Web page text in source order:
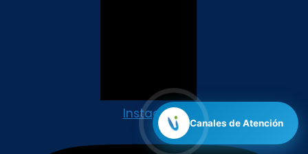
Canales de Atención
Instagram